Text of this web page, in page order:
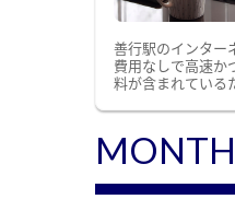
善行駅のインター
費用なしで高速か
料が含まれている